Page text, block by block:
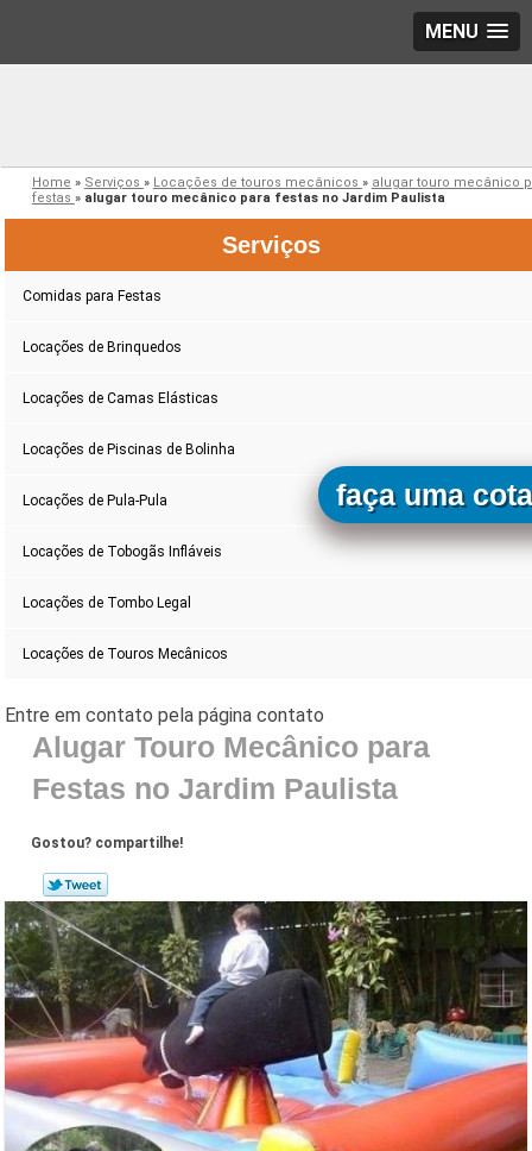
MENU
Home » Serviços » Locações de touros mecânicos » alugar touro mecânico
festas » alugar touro mecânico para festas no Jardim Paulista
Serviços
Comidas para Festas
Locações de Brinquedos
Locações de Camas Elásticas
Locações de Piscinas de Bolinha
Locações de Pula-Pula
Locações de Tobogãs Infláveis
Locações de Tombo Legal
Locações de Touros Mecânicos
Alugar Touro Mecânico para
Festas no Jardim Paulista
Gostou? compartilhe!
faça uma